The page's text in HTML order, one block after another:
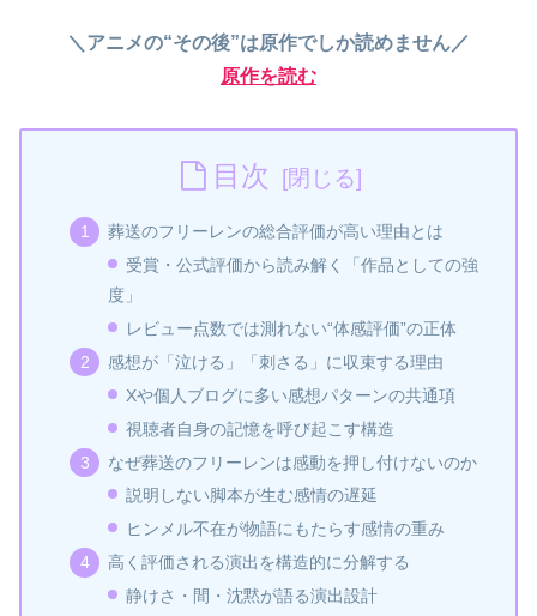
＼アニメの“その後”は原作でしか読めません／
原作を読む
目次
葬送のフリーレンの総合評価が高い理由とは
受賞・公式評価から読み解く「作品としての強
度」
レビュー点数では測れない“体感評価”の正体
感想が「泣ける」「刺さる」に収束する理由
Xや個人ブログに多い感想パターンの共通項
視聴者自身の記憶を呼び起こす構造
なぜ葬送のフリーレンは感動を押し付けないのか
説明しない脚本が生む感情の遅延
ヒンメル不在が物語にもたらす感情の重み
高く評価される演出を構造的に分解する
静けさ・間・沈黙が語る演出設計